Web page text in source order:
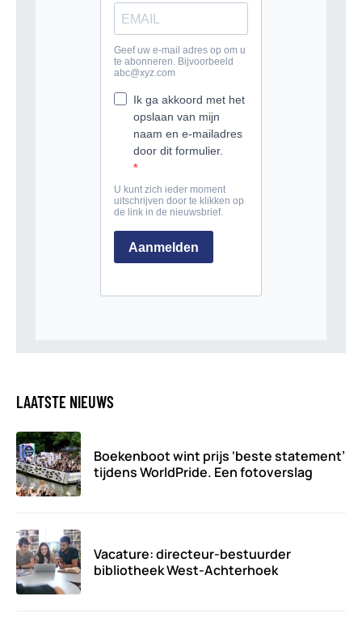
LAATSTE NIEUWS
Boekenboot wint prijs ‘beste statement’
tijdens WorldPride. Een fotoverslag
Vacature: directeur-bestuurder
bibliotheek West-Achterhoek